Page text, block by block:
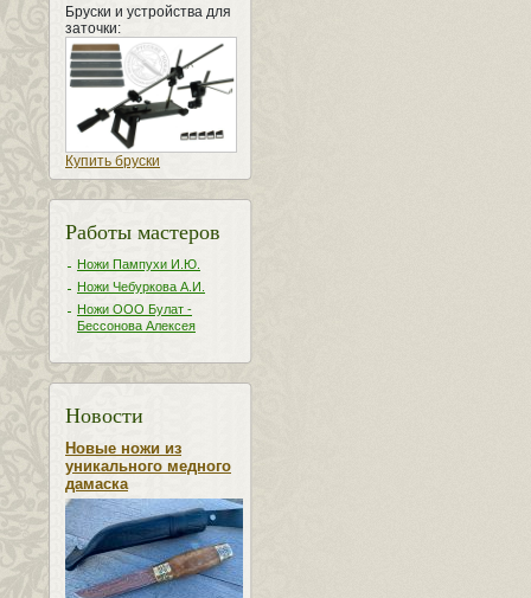
Бруски и устройства для
заточки:
Купить бруски
Работы мастеров
Ножи Пампухи И.Ю.
Ножи Чебуркова А.И.
Ножи ООО Булат -
Бессонова Алексея
Новости
Новые ножи из
уникального медного
дамаска